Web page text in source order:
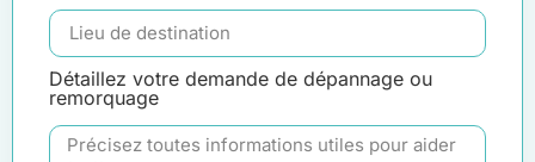
Détaillez votre demande de dépannage ou
remorquage